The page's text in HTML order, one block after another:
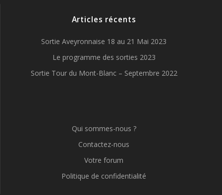
Articles récents
Sortie Aveyronnaise 18 au 21 Mai 2023
Le programme des sorties 2023
Sortie Tour du Mont-Blanc – Septembre 2022
Qui sommes-nous ?
Contactez-nous
Votre forum
Politique de confidentialité